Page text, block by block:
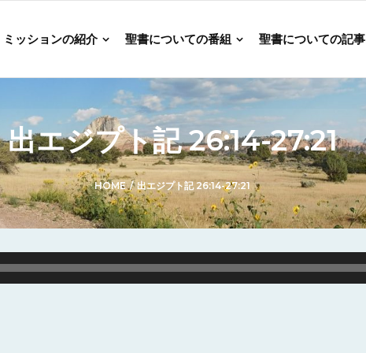
ミッションの紹介 聖書についての番組 聖書についての記事
出エジプト記 26:14-27:21
HOME/出エジプト記 26:14-27:21